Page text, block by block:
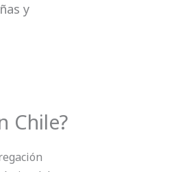
y
Chile?